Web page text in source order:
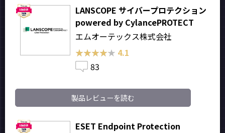
LANSCOPE サイバープロテクション
powered by CylancePROTECT
エムオーテックス株式会社
★★★★★
★★★★★ 4.1
83
製品レビューを読む
ESET Endpoint Protection